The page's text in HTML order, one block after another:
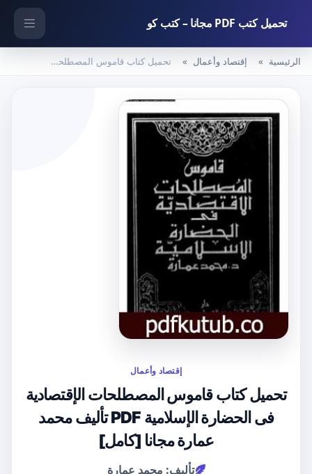
تحميل كتب PDF مجانا – كتب كو
الرئيسية إقتصاد وأعمال تحميل كتاب قاموس المصطلحات الإقتصادية فى الحضارة الإسلامية PDF تأليف محمد عمارة مجانا [كامل]
إقتصاد وأعمال
تحميل كتاب قاموس المصطلحات الإقتصادية
فى الحضارة الإسلامية PDF تأليف محمد
عمارة مجانا [كامل]
تأليف: محمد عمارة